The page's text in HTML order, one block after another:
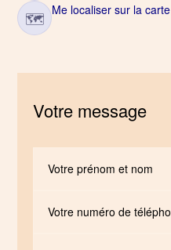
🗺 Me localiser sur la carte
Votre message